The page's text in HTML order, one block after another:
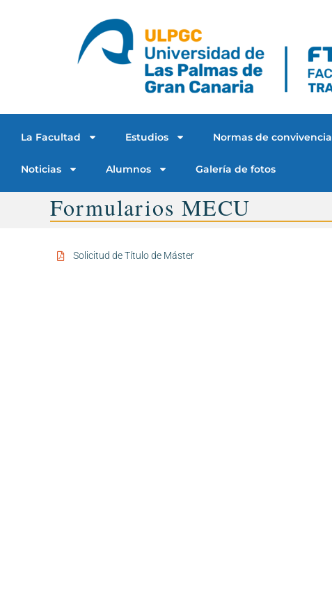
La Facultad Estudios Normas de convivencia
Noticias Alumnos Galería de fotos
Formularios MECU
Solicitud de Título de Máster